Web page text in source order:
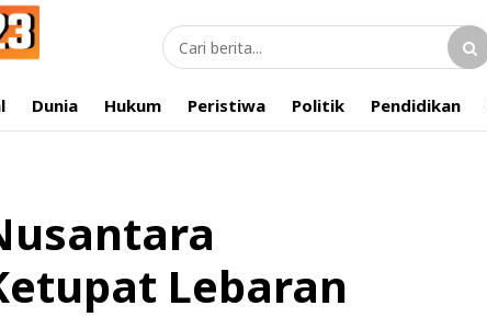
Dunia Hukum Peristiwa Politik Pendidikan
Lebaran